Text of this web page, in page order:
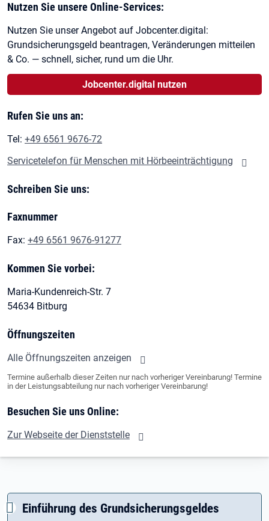
Nutzen Sie unsere Online-Services:
Nutzen Sie unser Angebot auf Jobcenter.digital:
Grundsicherungsgeld beantragen, Veränderungen mitteilen
& Co. — schnell, sicher, rund um die Uhr.
Jobcenter.digital nutzen
Rufen Sie uns an:
Tel: +49 6561 9676-72
Servicetelefon für Menschen mit Hörbeeinträchtigung
Schreiben Sie uns:
Faxnummer
Fax: +49 6561 9676-91277
Kommen Sie vorbei:
Maria-Kundenreich-Str. 7
54634 Bitburg
Öffnungszeiten
Alle Öffnungszeiten anzeigen
Termine außerhalb dieser Zeiten nur nach vorheriger Vereinbarung! Termine
in der Leistungsabteilung nur nach vorheriger Vereinbarung!
Besuchen Sie uns Online:
Zur Webseite der Dienststelle
Einführung des Grundsicherungsgeldes